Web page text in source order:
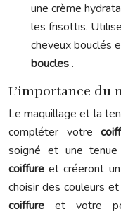
une crème
les frisottis.
cheveux bouclés
boucles.
L’importance du
Le maquillage et la
compléter votre
soigné et une
coiffureet créeront
choisir des couleurs
coiffure et votre